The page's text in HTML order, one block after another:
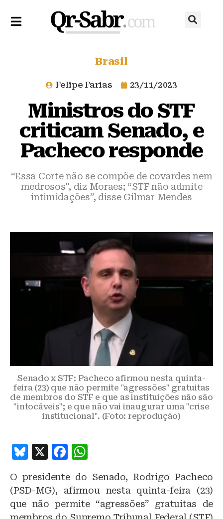
Brasil
Felipe Farias 23/11/2023
Ministros do STF
criticam Senado, e
Pacheco responde
“Essa Corte não se compõe de covardes nem
medrosos”, diz Moraes; “STF não admite
intimidações”, disse Gilmar Mendes
Senado x STF: Pacheco afirmou nesta quinta-
feira (23) que não permite "agressões" gratuitas
de membros do STF e que as instituições não são
"intocáveis"; e que não vai inaugurar uma "crise
institucional". (Foto: reprodução)
B
e
s
X
F
c
e
at
s
O presidente do Senado, Rodrigo Pacheco
(PSD-MG), afirmou nesta quinta-feira (23)
que não permite “agressões” gratuitas de